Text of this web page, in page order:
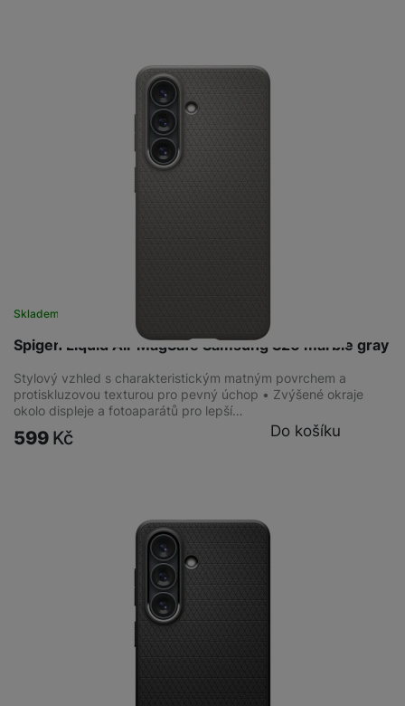
Spigen Liquid Air MagSafe Samsung S26 marble gray
Skladem
Stylový vzhled s charakteristickým matným povrchem a
protiskluzovou texturou pro pevný úchop • Zvýšené okraje
okolo displeje a fotoaparátů pro lepší…
599 Kč Do košíku